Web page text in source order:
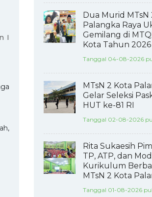
I
Dua Murid MTsN
Palangka Raya
Gemilang di
Kota Tahun 2026
Tanggal 04-08-2026
MTsN 2 Kota
Gelar Seleksi
HUT ke-81 RI
Tanggal 02-08-2026
Rita Sukaesih
TP, ATP, dan
Kurikulum
MTsN 2 Kota
Tanggal 01-08-2026